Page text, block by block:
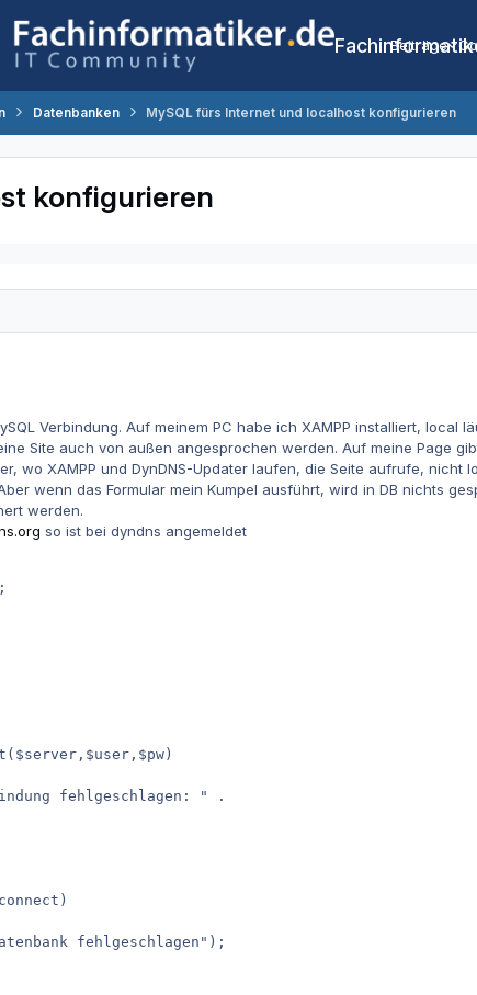
Beiträge
Datenbanken MySQL fürs Internet und localhost konfigurieren
konfigurieren
Verbindung. Auf meinem PC habe ich XAMPP installiert, local
Site auch von außen angesprochen werden. Auf meine Page
wo XAMPP und DynDNS-Updater laufen, die Seite aufrufe,
wenn das Formular mein Kumpel ausführt, wird in DB nichts
werden.
so ist bei dyndns angemeldet
fehlgeschlagen: " .
fehlgeschlagen");